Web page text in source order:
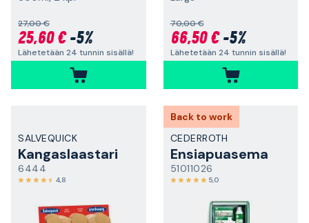
27,00 €
25,60 €-5%
Lähetetään 24 tunnin sisällä!
70,00 €
66,50 €-5%
Lähetetään 24 tunnin sisällä!
SALVEQUICK
Kangaslaastari
6444
4,8
Back to work
CEDERROTH
Ensiapuasema
51011026
5,0